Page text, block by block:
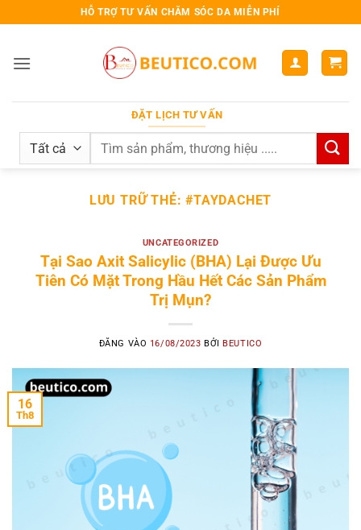
qua
dung
HỖ TRỢ TƯ VẤN CHĂM SÓC DA MIỄN PHÍ
ĐẶT LỊCH TƯ VẤN
Search
LƯU TRỮ THẺ:#TAYDACHET
UNCATEGORIZED
Tại Sao Axit Salicylic (BHA) Lại Được Ưu
Tiên Có Mặt Trong Hầu Hết Các Sản Phẩm
Trị Mụn?
ĐĂNG VÀO 16/08/2023 BỞIBEUTICO
16
Th8